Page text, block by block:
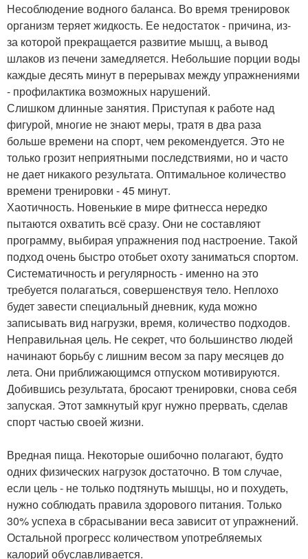
Несоблюдение водного баланса. Во время тренировок
организм теряет жидкость. Ее недостаток - причина, из-
за которой прекращается развитие мышц, а вывод
шлаков из печени замедляется. Небольшие порции воды
каждые десять минут в перерывах между упражнениями
- профилактика возможных нарушений.
Слишком длинные занятия. Приступая к работе над
фигурой, многие не знают меры, тратя в два раза
больше времени на спорт, чем рекомендуется. Это не
только грозит неприятными последствиями, но и часто
не дает никакого результата. Оптимальное количество
времени тренировки - 45 минут.
Хаотичность. Новенькие в мире фитнесса нередко
пытаются охватить всё сразу. Они не составляют
программу, выбирая упражнения под настроение. Такой
подход очень быстро отобьет охоту заниматься спортом.
Систематичность и регулярность - именно на это
требуется полагаться, совершенствуя тело. Неплохо
будет завести специальный дневник, куда можно
записывать вид нагрузки, время, количество подходов.
Неправильная цель. Не секрет, что большинство людей
начинают борьбу с лишним весом за пару месяцев до
лета. Они приближающимся отпуском мотивируются.
Добившись результата, бросают тренировки, снова себя
запуская. Этот замкнутый круг нужно прервать, сделав
спорт частью своей жизни.
Вредная пища. Некоторые ошибочно полагают, будто
одних физических нагрузок достаточно. В том случае,
если цель - не только подтянуть мышцы, но и похудеть,
нужно соблюдать правила здорового питания. Только
30% успеха в сбрасывании веса зависит от упражнений.
Остальной прогресс количеством употребляемых
калорий обуславливается.